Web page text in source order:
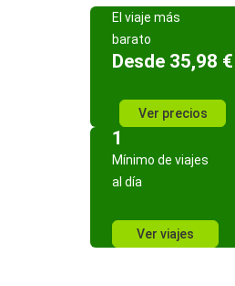
El viaje más
barato
Desde 35,98 €
Ver precios
1
Mínimo de viajes
al día
Ver viajes